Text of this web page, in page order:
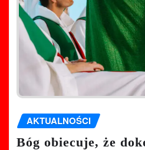
AKTUALNOŚCI
Bóg obiecuje, że